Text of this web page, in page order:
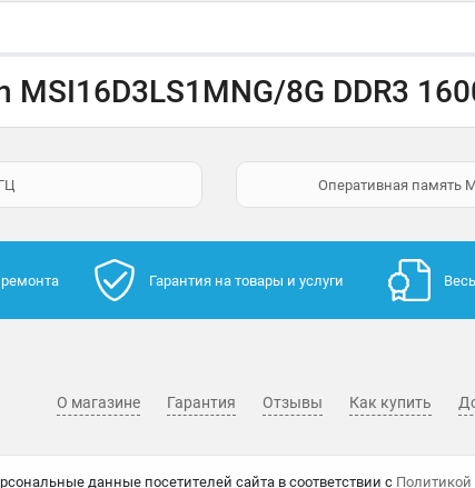
8G DDR3
Оперативная память
данные посетителей сайта в соответствии с
Гарантия на товары и услуги
О магазине Гарантия Отзывы Как купить